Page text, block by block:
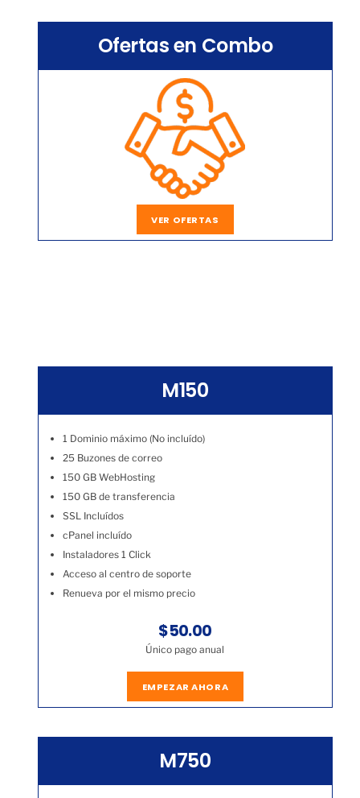
Ofertas en Combo
VER OFERTAS
M150
1 Dominio máximo (No incluído)
25 Buzones de correo
150 GB WebHosting
150 GB de transferencia
SSL Incluídos
cPanel incluído
Instaladores 1 Click
Acceso al centro de soporte
Renueva por el mismo precio
$50.00
Único pago anual
EMPEZAR AHORA
M750